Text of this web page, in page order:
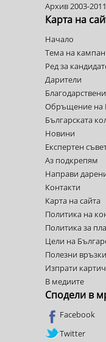
Архив 2003-
Карта на
Начало
Тема на
Ред за
Дарители
Обръщение на
Българската
Новини
Експертен
Аз подкрепям
Направи
Контакти
Карта на сайта
Политика на
Политика за
Цели на
Полезни връзки
Изпрати
В медиите
Сподели в
Facebook
Twitter